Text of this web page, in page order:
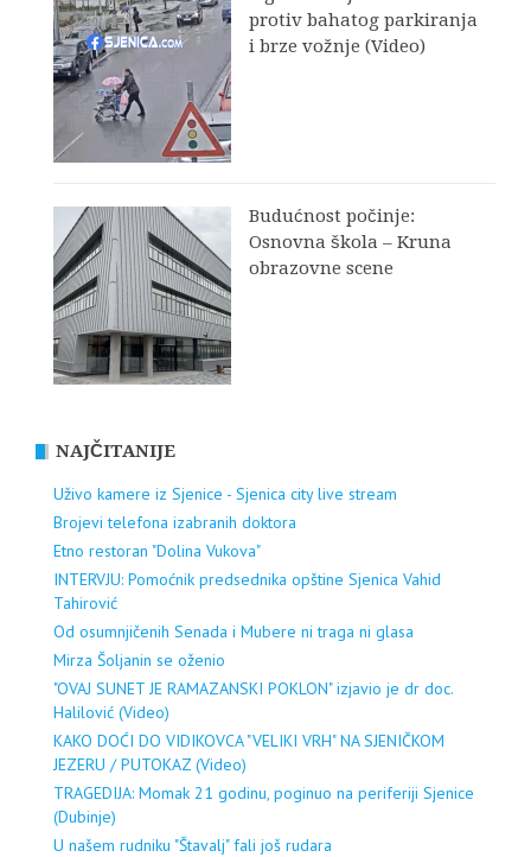
protiv bahatog parkiranja
i brze vožnje (Video)
Budućnost počinje:
Osnovna škola – Kruna
obrazovne scene
NAJČITANIJE
Uživo kamere iz Sjenice - Sjenica city live stream
Brojevi telefona izabranih doktora
Etno restoran "Dolina Vukova"
INTERVJU: Pomoćnik predsednika opštine Sjenica Vahid
Tahirović
Od osumnjičenih Senada i Mubere ni traga ni glasa
Mirza Šoljanin se oženio
"OVAJ SUNET JE RAMAZANSKI POKLON" izjavio je dr doc.
Halilović (Video)
KAKO DOĆI DO VIDIKOVCA "VELIKI VRH" NA SJENIČKOM
JEZERU / PUTOKAZ (Video)
TRAGEDIJA: Momak 21 godinu, poginuo na periferiji Sjenice
(Dubinje)
U našem rudniku "Štavalj" fali još rudara